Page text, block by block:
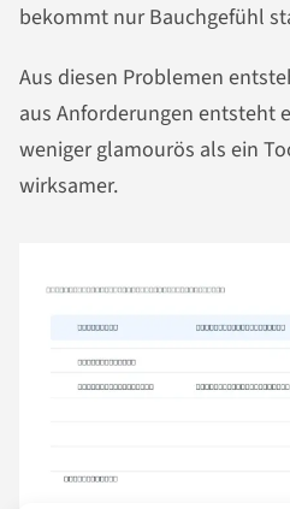
bekommt nur Bauchgefühl
Aus diesen Problemen
aus Anforderungen entsteht
weniger glamourös als ein
wirksamer.